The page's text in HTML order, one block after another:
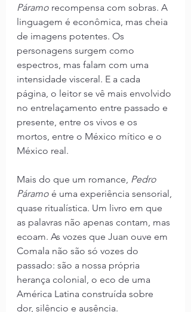
Páramo recompensa com sobras. A
linguagem é econômica, mas cheia
de imagens potentes. Os
personagens surgem como
espectros, mas falam com uma
intensidade visceral. E a cada
página, o leitor se vê mais envolvido
no entrelaçamento entre passado e
presente, entre os vivos e os
mortos, entre o México mítico e o
México real.
Mais do que um romance, Pedro
Páramo é uma experiência sensorial,
quase ritualística. Um livro em que
as palavras não apenas contam, mas
ecoam. As vozes que Juan ouve em
Comala não são só vozes do
passado: são a nossa própria
herança colonial, o eco de uma
América Latina construída sobre
dor, silêncio e ausência.